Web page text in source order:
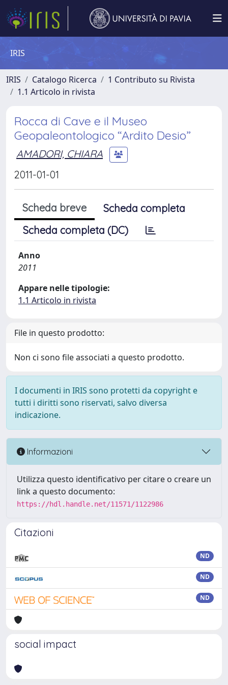
IRIS
IRIS Catalogo Ricerca
1 Contributo su Rivista
1.1 Articolo in rivista
Rocca di Cave e il Museo
Geopaleontologico “Ardito Desio”
AMADORI, CHIARA
2011-01-01
Scheda breve
Scheda completa
Scheda completa (DC)
Anno
2011
Appare nelle tipologie:
1.1 Articolo in rivista
File in questo prodotto:
Non ci sono file associati a questo prodotto.
I documenti in IRIS sono protetti da copyright e
tutti i diritti sono riservati, salvo diversa
indicazione.
Informazioni
Utilizza questo identificativo per citare o creare un
link a questo documento:
https://hdl.handle.net/11571/1122986
Citazioni
ND
ND
ND
social impact